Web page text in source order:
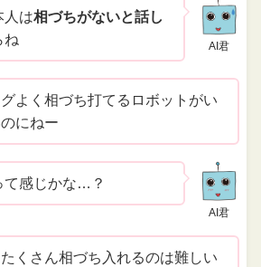
AI君
人は相づちがないと話し
ね
よく相づち打てるロボットがい
にねー
AI君
て感じかな…？
くさん相づち入れるのは難しい